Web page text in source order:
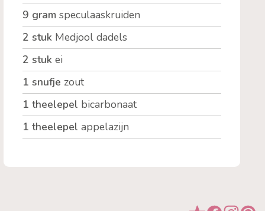
9 gram speculaaskruiden
2 stuk Medjool dadels
2 stuk ei
1 snufje zout
1 theelepel bicarbonaat
1 theelepel appelazijn